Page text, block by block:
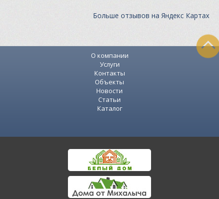
Больше отзывов на Яндекс Картах
О компании
Услуги
Контакты
Объекты
Новости
Статьи
Каталог